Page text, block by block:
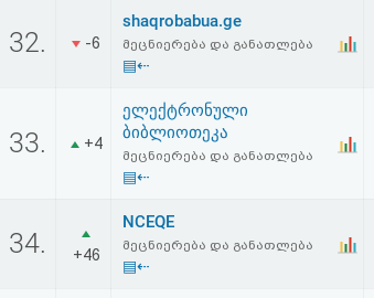
32. -6
shaqrobabua.ge
მეცნიერება და განათლება
▤⇠
33. +4
ელექტრონული
ბიბლიოთეკა
მეცნიერება და განათლება
▤⇠
34. +46
NCEQE
მეცნიერება და განათლება
▤⇠